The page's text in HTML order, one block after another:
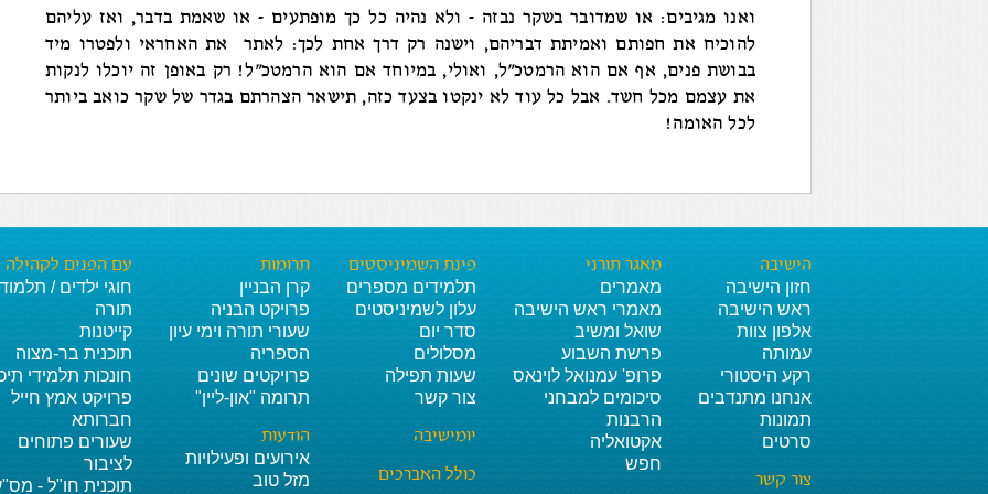
ואנו מגיבים: או שמדובר בשקר נבזה - ולא נהיה כל כך מופתעים - או שאמת בדבר, ואז עליהם
להוכיח את חפותם ואמיתת דבריהם, וישנה רק דרך אחת לכך: לאתר את האחראי ולפטרו מיד
בבושת פנים, אף אם הוא הרמטכ"ל, ואולי, במיוחד אם הוא הרמטכ"ל! רק באופן זה יוכלו לנקות
את עצמם מכל חשד. אבל כל עוד לא ינקטו בצעד כזה, תישאר הצהרתם בגדר של שקר כואב ביותר
לכל האומה!
הישיבה
חזון הישיבה
ראש הישיבה
אלפון צוות
עמותה
רקע היסטורי
אנחנו מתנדבים
תמונות
סרטים
צור קשר
מאגר תורני
מאמרים
מאמרי ראש הישיבה
שואל ומשיב
פרשת השבוע
פרופ' עמנואל לוינאס
סיכומים למבחני
הרבנות
אקטואליה
חפש
פינת השמיניסטים
תלמידים מספרים
עלון לשמיניסטים
סדר יום
מסלולים
שעות תפילה
צור קשר
יומישיבה
כולל האברכים
תרומות
קרן הבניין
פרויקט הבניה
שעורי תורה וימי עיון
הספריה
פרויקטים שונים
תרומה "און-ליין"
הודעות
אירועים ופעילויות
מזל טוב
עם הפנים לקהילה
חוגי ילדים / תלמוד
תורה
קייטנות
תוכנית בר-מצוה
חונכות תלמידי
פרויקט אמץ חייל
חברותא
שעורים פתוחים
לציבור
תוכנית חו"ל -